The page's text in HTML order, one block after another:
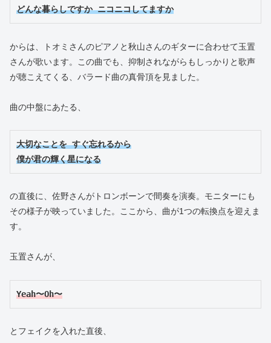
どんな暮らしですか ニコニコしてますか
からは、トオミさんのピアノと秋山さんのギターに合わせて玉置
さんが歌います。この曲でも、抑制されながらもしっかりと歌声
が聴こえてくる、バラード曲の真骨頂を見ました。
曲の中盤にあたる、
大切なことを すぐ忘れるから
僕が君の輝く星になる
の直後に、佐野さんがトロンボーンで間奏を演奏。モニターにも
その様子が映っていました。ここから、曲が1つの転換点を迎えま
す。
玉置さんが、
Yeah〜Oh〜
とフェイクを入れた直後、